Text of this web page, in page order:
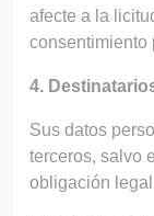
afecte a la
consentimiento
4.
Sus datos
terceros, salvo
obligación